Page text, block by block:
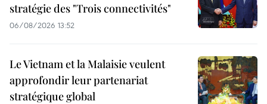
stratégie des "Trois connectivités"
06/08/2026 13:52
Le Vietnam et la Malaisie veulent
approfondir leur partenariat
stratégique global